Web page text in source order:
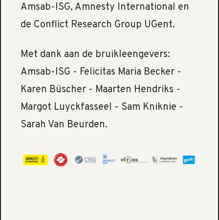
Amsab-ISG, Amnesty International en
de Conflict Research Group UGent.
Met dank aan de bruikleengevers:
Amsab-ISG - Felicitas Maria Becker -
Karen Büscher - Maarten Hendriks -
Margot Luyckfasseel - Sam Kniknie -
Sarah Van Beurden.